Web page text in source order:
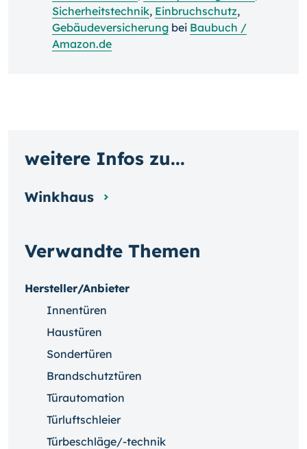
Sicherheitstechnik, Einbruchschutz,
Gebäudeversicherung bei Baubuch /
Amazon.de
Verwandte Themen
Hersteller/Anbieter
Innentüren
Haustüren
Sondertüren
Brandschutztüren
Türautomation
Türluftschleier
Türbeschläge/-technik
weitere Infos zu...
Winkhaus